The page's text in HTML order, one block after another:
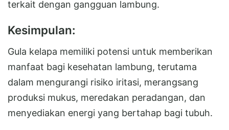
terkait dengan gangguan lambung.
Kesimpulan:
Gula kelapa memiliki potensi untuk memberikan
manfaat bagi kesehatan lambung, terutama
dalam mengurangi risiko iritasi, merangsang
produksi mukus, meredakan peradangan, dan
menyediakan energi yang bertahap bagi tubuh.